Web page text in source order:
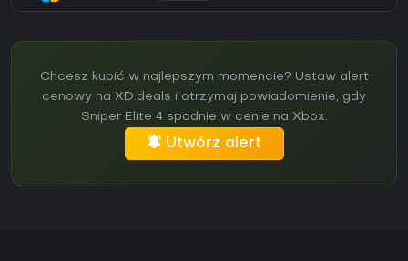
Chcesz kupić w najlepszym momencie? Ustaw alert
cenowy na XD.deals i otrzymaj powiadomienie, gdy
Sniper Elite 4 spadnie w cenie na Xbox.
Utwórz alert